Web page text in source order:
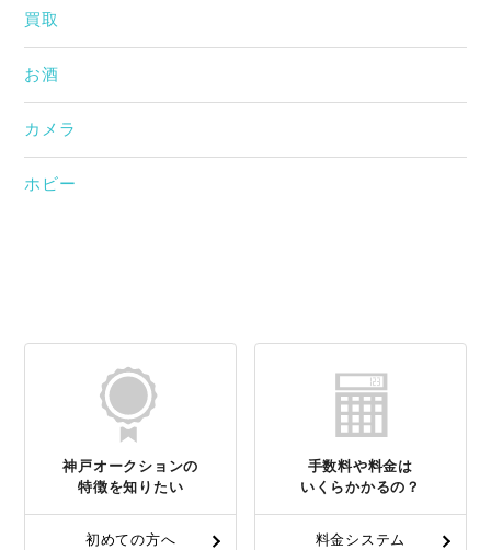
買取
お酒
カメラ
ホビー
神戸オークションの
特徴を知りたい
初めての方へ
手数料や料金は
いくらかかるの？
料金システム